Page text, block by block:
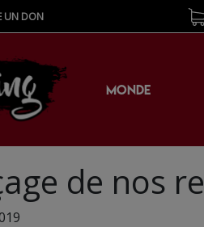
UN DON
MONDE
de nos